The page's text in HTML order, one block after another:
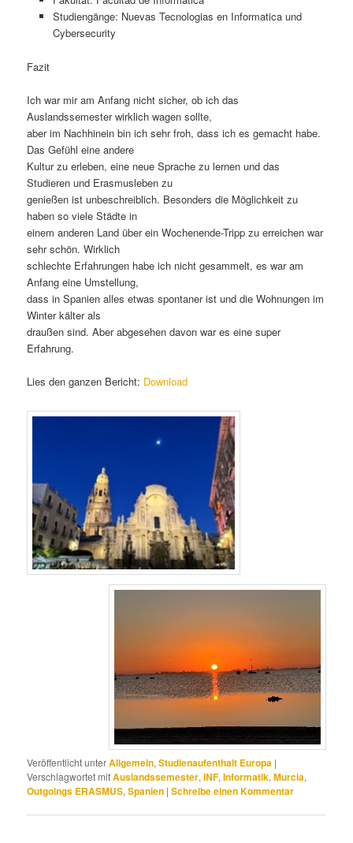
Studiengänge: Nuevas Tecnologias en Informatica und
Cybersecurity
Fazit
Ich war mir am Anfang nicht sicher, ob ich das
Auslandssemester wirklich wagen sollte,
aber im Nachhinein bin ich sehr froh, dass ich es gemacht habe.
Das Gefühl eine andere
Kultur zu erleben, eine neue Sprache zu lernen und das
Studieren und Erasmusleben zu
genießen ist unbeschreiblich. Besonders die Möglichkeit zu
haben so viele Städte in
einem anderen Land über ein Wochenende-Tripp zu erreichen war
sehr schön. Wirklich
schlechte Erfahrungen habe ich nicht gesammelt, es war am
Anfang eine Umstellung,
dass in Spanien alles etwas spontaner ist und die Wohnungen im
Winter kälter als
draußen sind. Aber abgesehen davon war es eine super
Erfahrung.
Lies den ganzen Bericht: Download
Veröffentlicht unterAllgemein,Studienaufenthalt Europa |
Verschlagwortet mitAuslandssemester,INF,Informatik,Murcia,
Outgoings ERASMUS,Spanien |Schreibe einen Kommentar